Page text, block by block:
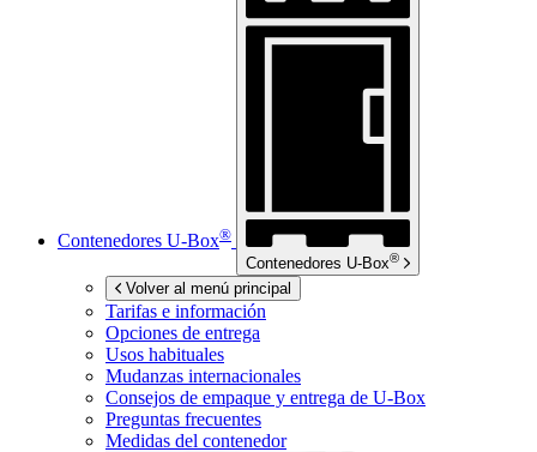
Contenedores U-Box®
Contenedores U-Box®
Volver al menú principal
Tarifas e información
Opciones de entrega
Usos habituales
Mudanzas internacionales
Consejos de empaque y entrega de U-Box
Preguntas frecuentes
Medidas del contenedor